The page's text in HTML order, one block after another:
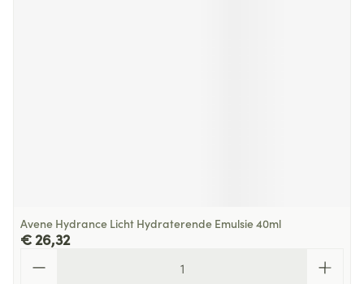
Avene Hydrance Licht Hydraterende Emulsie 40ml
€ 26,32